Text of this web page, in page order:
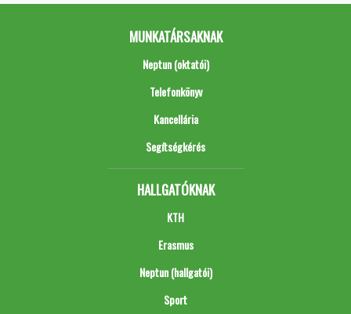
MUNKATÁRSAKNAK
Neptun (oktatói)
Telefonkönyv
Kancellária
Segítségkérés
HALLGATÓKNAK
KTH
Erasmus
Neptun (hallgatói)
Sport